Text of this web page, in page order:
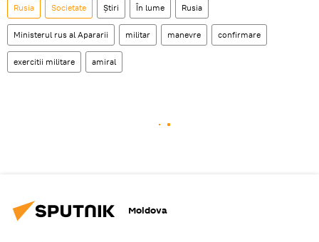
Rusia Societate Știri În lume Rusia
Ministerul rus al Apararii militar manevre confirmare
exercitii militare amiral
Moldova